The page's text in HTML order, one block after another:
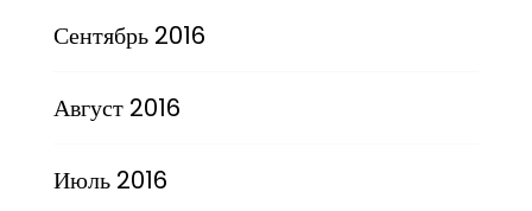
Сентябрь 2016
Август 2016
Июль 2016